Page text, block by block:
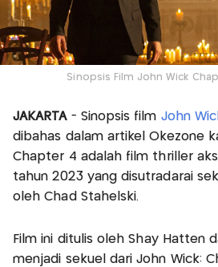
Sinopsis Film John Wick
JAKARTA- Sinopsis film John
dibahas dalam artikel Okezone
Chapter 4 adalah film thriller
tahun 2023 yang disutradarai
oleh Chad Stahelski.
Film ini ditulis oleh Shay Hatten
menjadi sekuel dari John Wick: